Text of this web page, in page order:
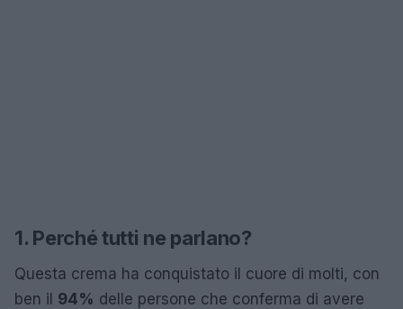
1. Perché tutti ne parlano?
Questa crema ha conquistato il cuore di molti, con
ben il 94% delle persone che conferma di avere